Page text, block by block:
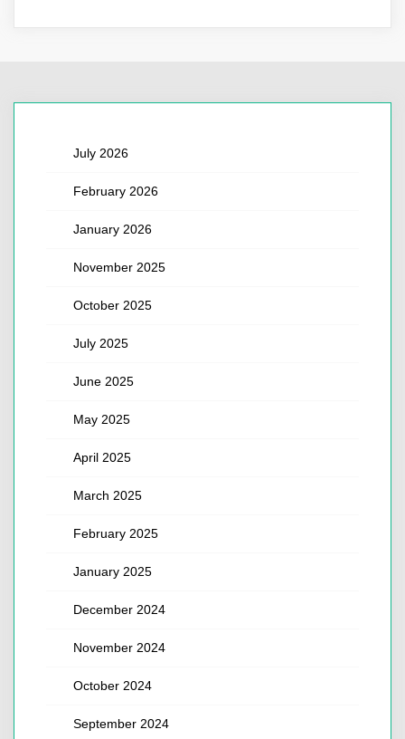
July 2026
February 2026
January 2026
November 2025
October 2025
July 2025
June 2025
May 2025
April 2025
March 2025
February 2025
January 2025
December 2024
November 2024
October 2024
September 2024